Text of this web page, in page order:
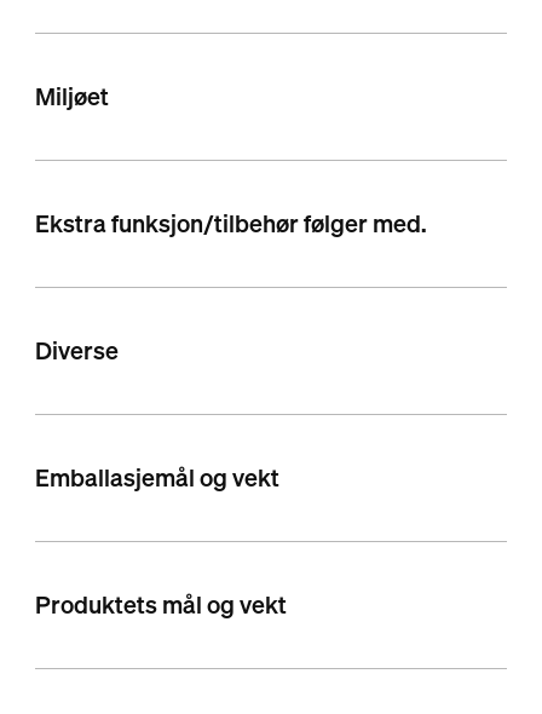
Miljøet
Ekstra funksjon/tilbehør følger med.
Diverse
Emballasjemål og vekt
Produktets mål og vekt